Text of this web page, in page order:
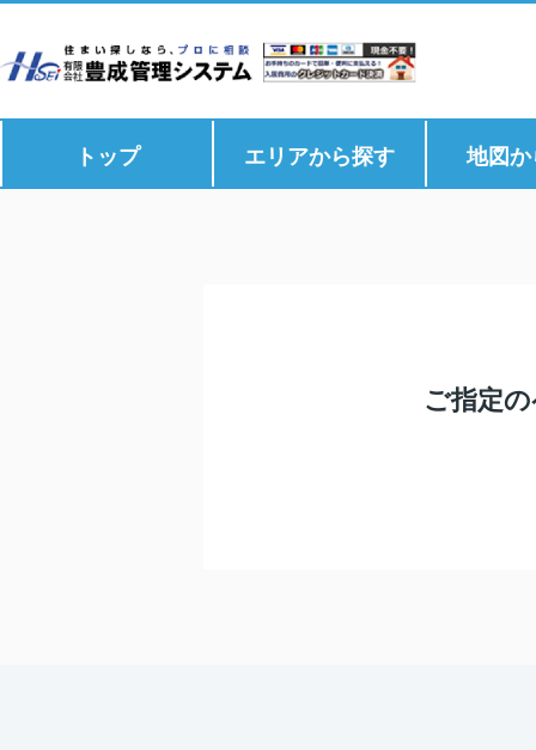
トップ エリアから探す 地図
ご指定